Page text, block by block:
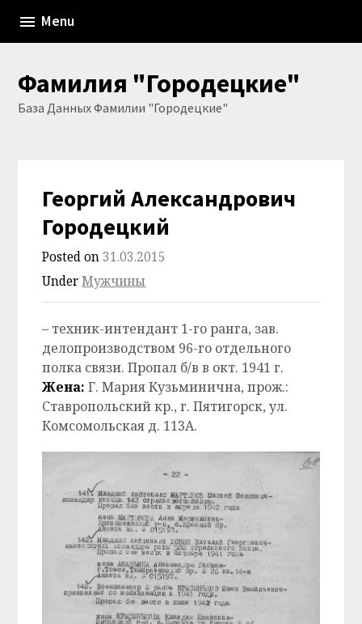
content
Menu
Фамилия "Городецкие"
База Данных Фамилии "Городецкие"
Георгий Александрович
Городецкий
Posted on31.03.2015
UnderМужчины
– техник-интендант 1-го ранга, зав.
делопроизводством 96-го отдельного
полка связи. Пропал б/в в окт. 1941 г.
Жена: Г. Мария Кузьминична, прож.:
Ставропольский кр., г. Пятигорск, ул.
Комсомольская д. 113А.